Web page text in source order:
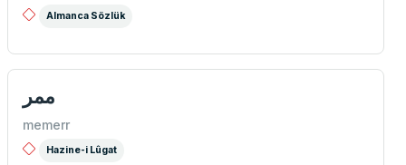
Almanca Sözlük
ممر
memerr
Hazine-i Lûgat